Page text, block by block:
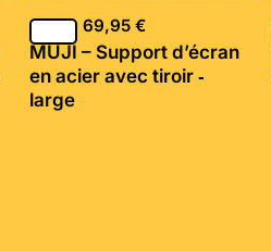
69,95€
MUJI – Support d’écran
en acier avec tiroir ‐
large